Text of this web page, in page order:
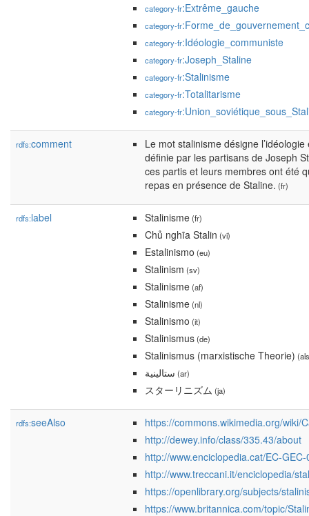
category-fr:Extrême_gauche
category-fr
category-fr:Idéologie_communiste
category-fr:Joseph_Staline
category-fr:Stalinisme
category-fr:Totalitarisme
category-fr
rdfs:comment
Le mot stalinisme désigne
définie par les partisans de Joseph
ces partis et leurs membres ont été
repas en présence de Staline. (fr)
rdfs:label Stalinisme(fr)
Chủ nghĩa Stalin (vi)
Estalinismo (eu)
Stalinism (sv)
Stalinisme(af)
Stalinisme(nl)
Stalinismo (it)
Stalinismus(de)
Stalinismus (marxistische Theorie)
ستالينية (ar)
スターリニズム (ja)
rdfs:seeAlso
https://commons.wikimedia.org/wiki/
http://dewey.info/class/335.43/about
http://www.enciclopedia.cat/EC-
http://www.treccani.it/enciclopedia/
https://openlibrary.org/subjects/
https://www.britannica.com/topic/